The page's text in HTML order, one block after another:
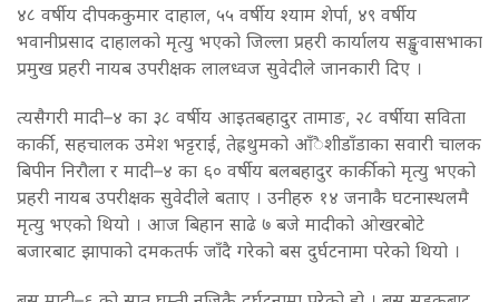
४८ वर्षीय दीपककुमार दाहाल, ५५ वर्षीय श्याम शेर्पा, ४९ वर्षीय
भवानीप्रसाद दाहालको मृत्यु भएको जिल्ला प्रहरी कार्यालय सङ्खुवासभाका
प्रमुख प्रहरी नायब उपरीक्षक लालध्वज सुवेदीले जानकारी दिए ।
त्यसैगरी मादी–४ का ३८ वर्षीय आइतबहादुर तामाङ, २८ वर्षीया सविता
कार्की, सहचालक उमेश भट्टराई, तेह्रथुमको आँैशीडाँडाका सवारी चालक
बिपीन निरौला र मादी–४ का ६० वर्षीय बलबहादुर कार्कीको मृत्यु भएको
प्रहरी नायब उपरीक्षक सुवेदीले बताए । उनीहरु १४ जनाकै घटनास्थलमै
मृत्यु भएको थियो । आज बिहान साढे ७ बजे मादीको ओखरबोटे
बजारबाट झापाको दमकतर्फ जाँदै गरेको बस दुर्घटनामा परेको थियो ।